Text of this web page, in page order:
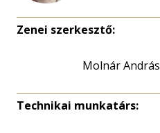
Zenei szerkesztő:
Molnár András
Technikai munkatárs: